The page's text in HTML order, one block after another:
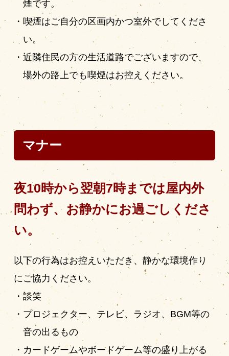
煙です。
喫煙はご自分の区画内かつ室外でしてくださ
い。
近隣住民の方の生活道路でございますので、
場外の路上でも喫煙はお控えください。
マナー
夜10時から翌朝7時までは屋内外
問わず、お静かにお過ごしくださ
い。
以下の行為はお控えいただき、静かな環境作り
にご協力ください。
談笑
プロジェクター、テレビ、ラジオ、BGM等の
音の出るもの
カードゲームやボードゲーム等の盛り上がる